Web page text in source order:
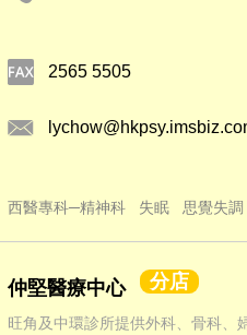
2565 5505
西醫專科─精神科 失眠 思覺失調
仲堅醫療中心 分店
旺角及中環診所提供外科、骨科、